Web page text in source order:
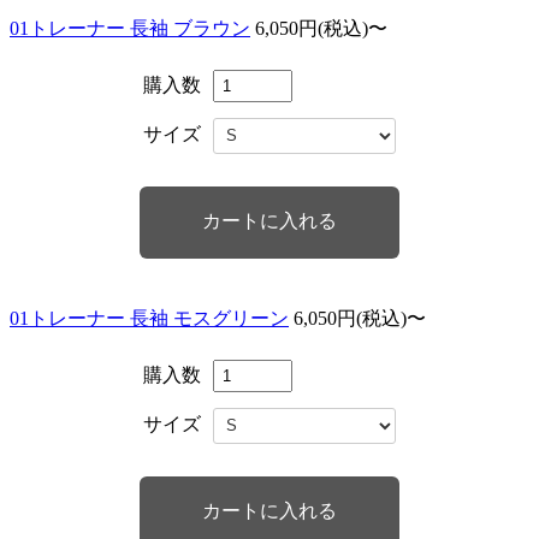
01トレーナー 長袖 ブラウン 6,050円(税込)〜
購入数
サイズ
01トレーナー 長袖 モスグリーン 6,050円(税込)〜
購入数
サイズ